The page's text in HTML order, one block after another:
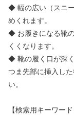
◆ 幅の広い（スニ
めくれます。
◆ お履きになる靴
くくなります。
◆ 靴の履く口が深
つま先部に挿入し
い。
【検索用キーワード